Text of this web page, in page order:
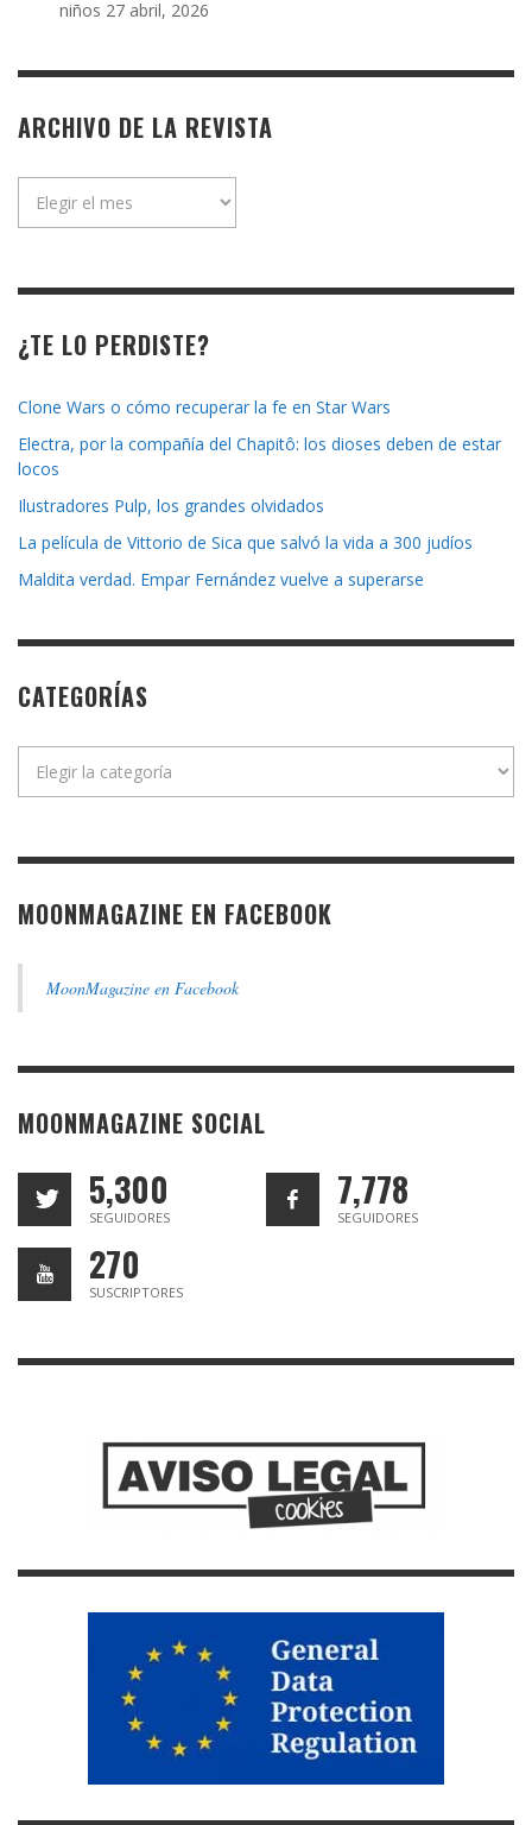
niños 27 abril, 2026
ARCHIVO DE LA REVISTA
¿TE LO PERDISTE?
Clone Wars o cómo recuperar la fe en Star Wars
Electra, por la compañía del Chapitô: los dioses deben de estar
locos
Ilustradores Pulp, los grandes olvidados
La película de Vittorio de Sica que salvó la vida a 300 judíos
Maldita verdad. Empar Fernández vuelve a superarse
CATEGORÍAS
MOONMAGAZINE EN FACEBOOK
MoonMagazine en Facebook
MOONMAGAZINE SOCIAL
5,300
SEGUIDORES
7,778
SEGUIDORES
270
SUSCRIPTORES